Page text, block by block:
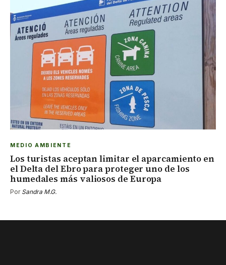
MEDIO AMBIENTE
Los turistas aceptan limitar el aparcamiento en
el Delta del Ebro para proteger uno de los
humedales más valiosos de Europa
Por Sandra M.G.